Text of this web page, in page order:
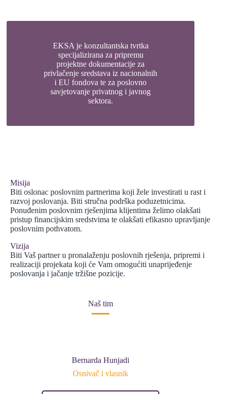
EKSA je konzultantska tvrtka
specijalizirana za pripremu
projektne dokumentacije za
privlačenje sredstava iz nacionalnih
i EU fondova te za poslovno
savjetovanje privatnog i javnog
sektora.
Misija
Biti oslonac poslovnim partnerima koji žele investirati u rast i
razvoj poslovanja. Biti stručna podrška poduzetnicima.
Ponuđenim poslovnim rješenjima klijentima želimo olakšati
pristup financijskim sredstvima te olakšati efikasno upravljanje
poslovnim pothvatom.
Vizija
Biti Vaš partner u pronalaženju poslovnih rješenja, pripremi i
realizaciji projekata koji će Vam omogućiti unaprijeđenje
poslovanja i jačanje tržišne pozicije.
Naš tim
Bernarda Hunjadi
Osnivač i vlasnik